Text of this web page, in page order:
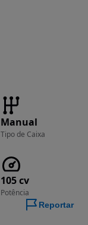
Manual
Tipo de Caixa
105 cv
Potência
Reportar